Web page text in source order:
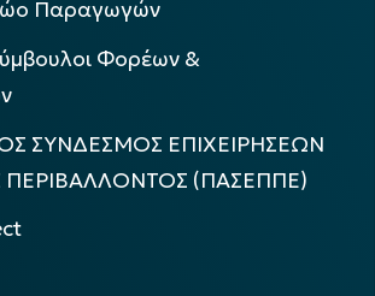
Παραγωγών
Φορέων &
ΣΥΝΔΕΣΜΟΣ ΕΠΙΧΕΙΡΗΣΕΩΝ
ΠΕΡΙΒΑΛΛΟΝΤΟΣ (ΠΑΣΕΠΠΕ)